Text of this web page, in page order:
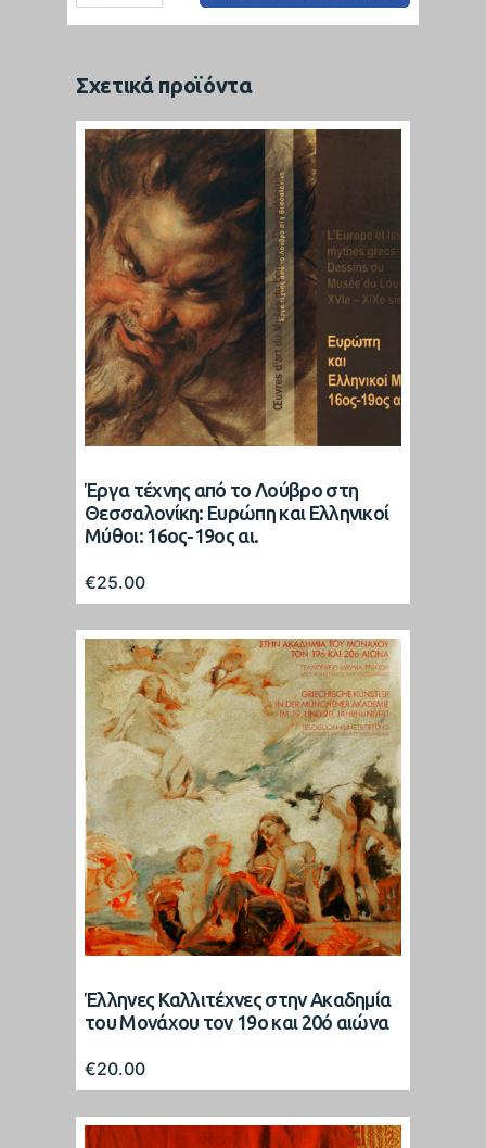
Σχετικά προϊόντα
Έργα τέχνης από το Λούβρο στη
Θεσσαλονίκη: Ευρώπη και Ελληνικοί
Μύθοι: 16ος-19ος αι.
€25.00
Έλληνες Καλλιτέχνες στην Ακαδημία
του Μονάχου τον 19ο και 20ό αιώνα
€20.00